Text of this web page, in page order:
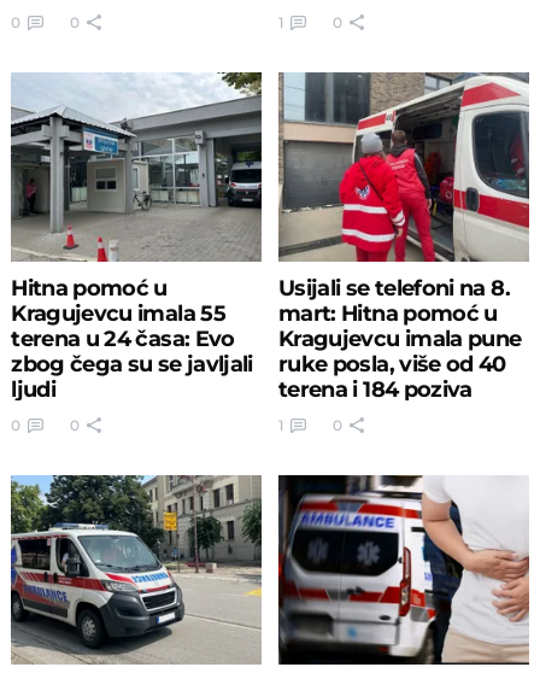
0 0 1 0
Hitna pomoć u
Kragujevcu imala 55
terena u 24 časa: Evo
zbog čega su se javljali
ljudi
0 0
Usijali se telefoni na 8.
mart: Hitna pomoć u
Kragujevcu imala pune
ruke posla, više od 40
terena i 184 poziva
1 0